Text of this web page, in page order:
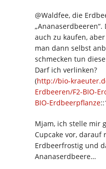
@Waldfee, die
auch zu kaufen,
man dann selbst
schmecken tun
Darf ich verlinken?
(http://bio-
Erdbeeren/F2-BIO-
BIO-Erdbeerpflanze
Mjam, ich stelle mir
Cupcake vor, darauf
Erdbeerfrostig und
Ananaserdbeere…